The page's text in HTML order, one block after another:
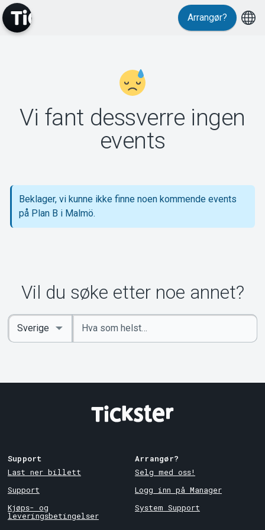
Support
Om Tickster
Arrangør?
Vi fant dessverre ingen
events
Beklager, vi kunne ikke finne noen kommende events
på Plan B i Malmö.
Vil du søke etter noe annet?
Angi
nøkkelord
Select
Country
Support
Last ner billett
Support
Kjøps- og
leveringsbetingelser
Arrangør?
Selg med oss!
Logg inn på Manager
System Support